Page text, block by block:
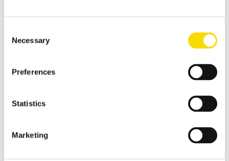
Selection
Necessary
Preferences
Statistics
Marketing
Centralized condition monitoring
Téléchargement de nouveaux programmes de tri
Mise en service rapide avec une base de données spectrale
Recyclage des métaux